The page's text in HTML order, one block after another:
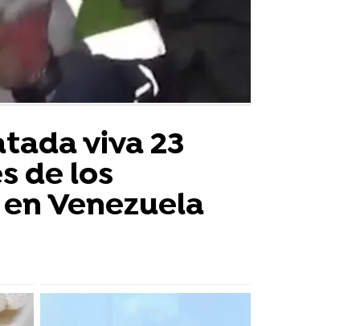
viva 23
de los
Venezuela